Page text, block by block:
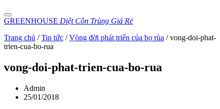
GREENHOUSE Diệt Côn Trùng Giá Rẻ
Trang chủ /Tin tức /Vòng đời phát triển của bọ rùa /vong-doi-phat-
trien-cua-bo-rua
vong-doi-phat-trien-cua-bo-rua
Admin
25/01/2018